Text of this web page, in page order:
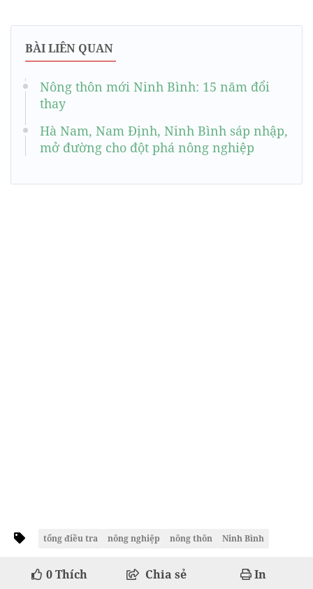
BÀI LIÊN QUAN
Nông thôn mới Ninh Bình: 15 năm đổi
thay
Hà Nam, Nam Định, Ninh Bình sáp nhập,
mở đường cho đột phá nông nghiệp
tổng điều tra nông nghiệp nông thôn Ninh Bình
0Thích Chia sẻ In